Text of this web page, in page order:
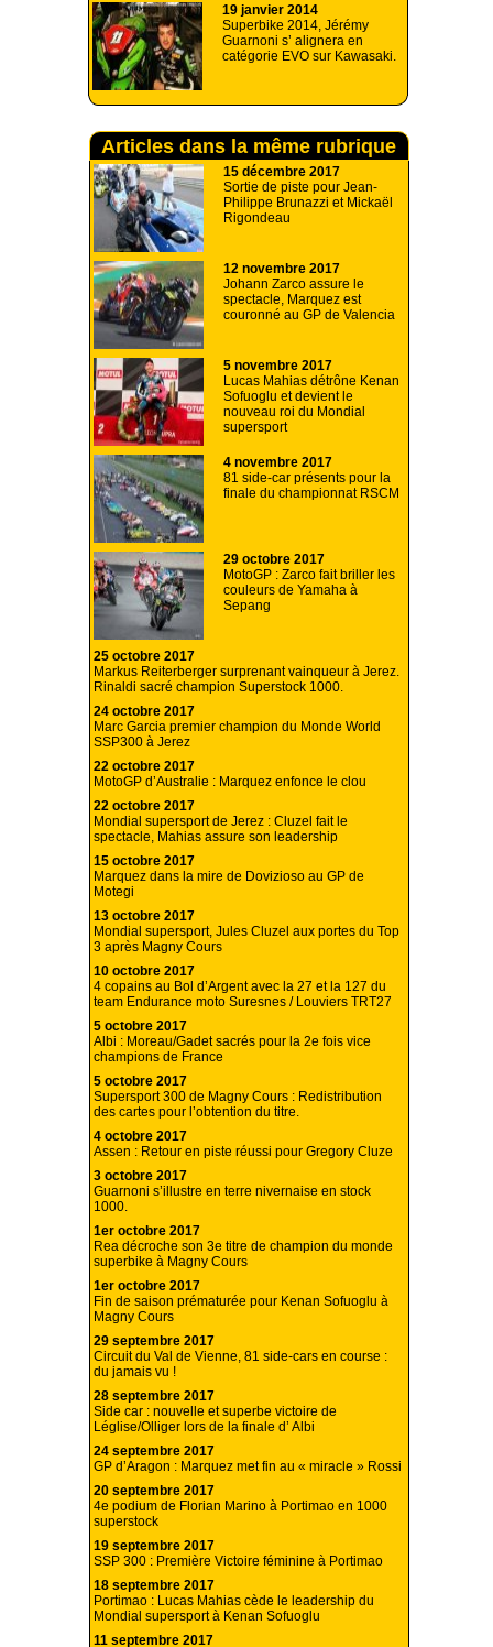
19 janvier 2014
Superbike 2014, Jérémy
Guarnoni s’ alignera en
catégorie EVO sur Kawasaki.
Articles dans la même rubrique
15 décembre 2017
Sortie de piste pour Jean-
Philippe Brunazzi et Mickaël
Rigondeau
12 novembre 2017
Johann Zarco assure le
spectacle, Marquez est
couronné au GP de Valencia
5 novembre 2017
Lucas Mahias détrône Kenan
Sofuoglu et devient le
nouveau roi du Mondial
supersport
4 novembre 2017
81 side-car présents pour la
finale du championnat RSCM
29 octobre 2017
MotoGP : Zarco fait briller les
couleurs de Yamaha à
Sepang
25 octobre 2017
Markus Reiterberger surprenant vainqueur à Jerez.
Rinaldi sacré champion Superstock 1000.
24 octobre 2017
Marc Garcia premier champion du Monde World
SSP300 à Jerez
22 octobre 2017
MotoGP d’Australie : Marquez enfonce le clou
22 octobre 2017
Mondial supersport de Jerez : Cluzel fait le
spectacle, Mahias assure son leadership
15 octobre 2017
Marquez dans la mire de Dovizioso au GP de
Motegi
13 octobre 2017
Mondial supersport, Jules Cluzel aux portes du Top
3 après Magny Cours
10 octobre 2017
4 copains au Bol d’Argent avec la 27 et la 127 du
team Endurance moto Suresnes / Louviers TRT27
5 octobre 2017
Albi : Moreau/Gadet sacrés pour la 2e fois vice
champions de France
5 octobre 2017
Supersport 300 de Magny Cours : Redistribution
des cartes pour l’obtention du titre.
4 octobre 2017
Assen : Retour en piste réussi pour Gregory Cluze
3 octobre 2017
Guarnoni s’illustre en terre nivernaise en stock
1000.
1er octobre 2017
Rea décroche son 3e titre de champion du monde
superbike à Magny Cours
1er octobre 2017
Fin de saison prématurée pour Kenan Sofuoglu à
Magny Cours
29 septembre 2017
Circuit du Val de Vienne, 81 side-cars en course :
du jamais vu !
28 septembre 2017
Side car : nouvelle et superbe victoire de
Léglise/Olliger lors de la finale d’ Albi
24 septembre 2017
GP d’Aragon : Marquez met fin au « miracle » Rossi
20 septembre 2017
4e podium de Florian Marino à Portimao en 1000
superstock
19 septembre 2017
SSP 300 : Première Victoire féminine à Portimao
18 septembre 2017
Portimao : Lucas Mahias cède le leadership du
Mondial supersport à Kenan Sofuoglu
11 septembre 2017